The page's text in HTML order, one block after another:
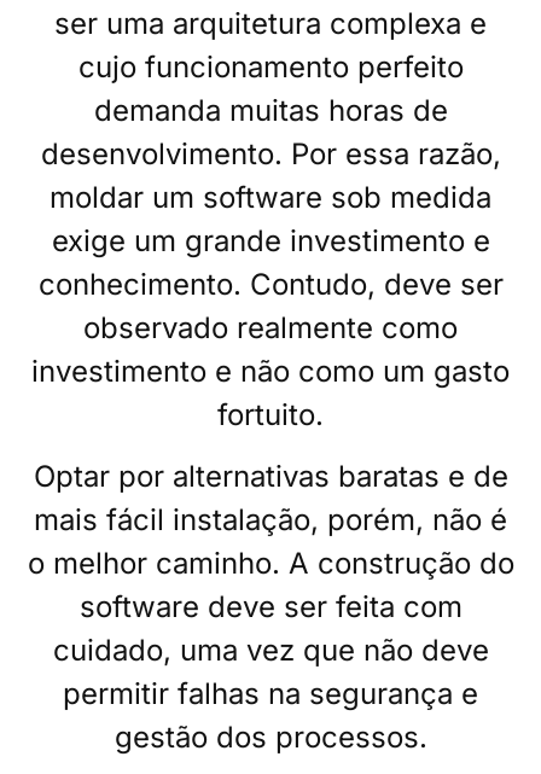
ser uma arquitetura complexa e
cujo funcionamento perfeito
demanda muitas horas de
desenvolvimento. Por essa razão,
moldar um software sob medida
exige um grande investimento e
conhecimento. Contudo, deve ser
observado realmente como
investimento e não como um gasto
fortuito.
Optar por alternativas baratas e de
mais fácil instalação, porém, não é
o melhor caminho. A construção do
software deve ser feita com
cuidado, uma vez que não deve
permitir falhas na segurança e
gestão dos processos.